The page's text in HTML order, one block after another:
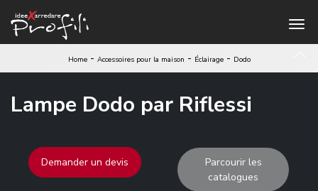
Home- Accessoires pour la maison - Éclairage - Dodo
Lampe Dodo par Riflessi
Demander un devis
Parcourir les
catalogues